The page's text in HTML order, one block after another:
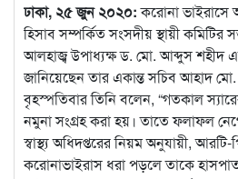
ঢাকা, ২৫ জুন ২০২০:করোনা ভাইরাসে
হিসাব সম্পর্কিত সংসদীয় স্থায়ী কমিটির
আলহাজ্ব উপাধ্যক্ষ ড. মো. আব্দুস শহীদ
জানিয়েছেন তার একান্ত সচিব আহাদ
বৃহস্পতিবার তিনি বলেন, “গতকাল
নমুনা সংগ্রহ করা হয়। তাতে ফলাফল
স্বাস্থ্য অধিদপ্তরের নিয়ম অনুযায়ী,
করোনাভাইরাস ধরা পড়লে তাকে